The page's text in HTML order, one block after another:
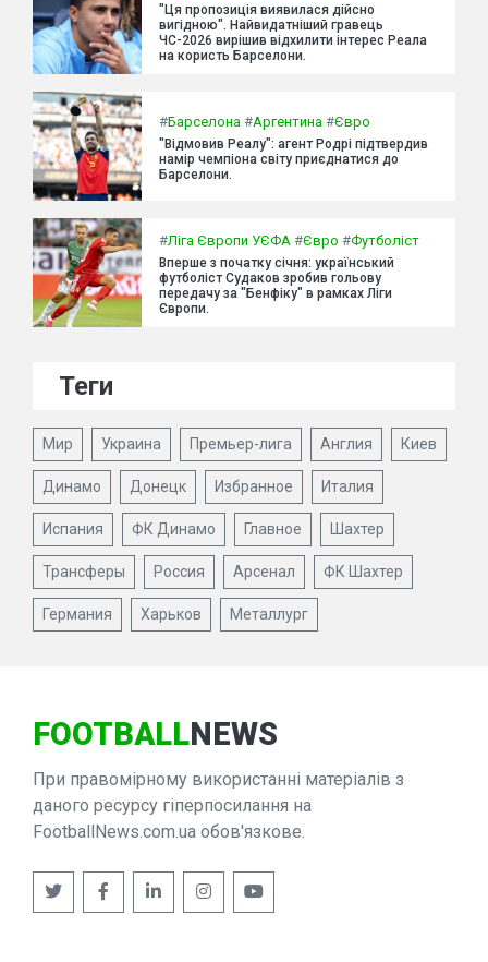
"Ця пропозиція виявилася дійсно
вигідною". Найвидатніший гравець
ЧС-2026 вирішив відхилити інтерес Реала
на користь Барселони.
#Барселона #Аргентина #Євро
"Відмовив Реалу": агент Родрі підтвердив
намір чемпіона світу приєднатися до
Барселони.
#Ліга Європи УЄФА #Євро #Футболіст
Вперше з початку січня: український
футболіст Судаков зробив гольову
передачу за "Бенфіку" в рамках Ліги
Європи.
Теги
Мир Украина Премьер-лига Англия Киев
Динамо Донецк Избранное Италия
Испания ФК Динамо Главное Шахтер
Трансферы Россия Арсенал ФК Шахтер
Германия Харьков Металлург
FOOTBALLNEWS
При правомірному використанні матеріалів з
даного ресурсу гіперпосилання на
FootballNews.com.ua обов'язкове.